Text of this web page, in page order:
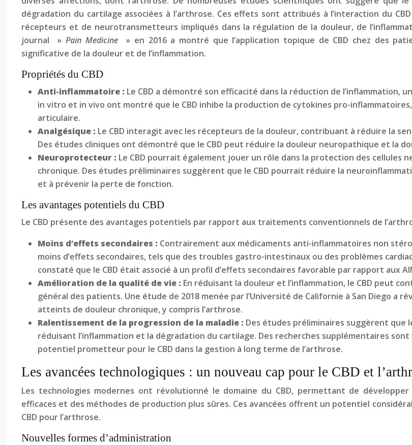
dégradation du cartilage associées à l’arthrose. Ces effets sont attribués à l’interaction du
récepteurs et de neurotransmetteurs impliqués dans la régulation de la douleur, de
journal »Pain Medicine
» en 2016 a montré que l’application topique de CBD chez des
significative de la douleur et de l’inflammation.
Propriétés du CBD
Anti-inflammatoire : Le CBD a démontré son efficacité dans la réduction de l’inflammation,
in vitro et in vivo ont montré que le CBD inhibe la production de cytokines pro-
articulaire.
Analgésique : Le CBD interagit avec les récepteurs de la douleur, contribuant à réduire la
Des études cliniques ont démontré que le CBD peut réduire la douleur neuropathique et la
Neuroprotecteur : Le CBD pourrait également jouer un rôle dans la protection des cellules
chronique. Des études préliminaires suggèrent que le CBD pourrait réduire la
et à prévenir la perte de fonction.
Les avantages potentiels du CBD
Le CBD présente des avantages potentiels par rapport aux traitements conventionnels de
Moins d’effets secondaires : Contrairement aux médicaments anti-inflammatoires non
moins d’effets secondaires, tels que des troubles gastro-intestinaux ou des problèmes
constaté que le CBD était associé à un profil d’effets secondaires favorable par rapport aux
Amélioration de la qualité de vie : En réduisant la douleur et l’inflammation, le CBD peut
général des patients. Une étude de 2018 menée par l’Université de Californie à San Diego a
atteints de douleur chronique, y compris l’arthrose.
Ralentissement de la progression de la maladie : Des études préliminaires suggèrent que
réduisant l’inflammation et la dégradation du cartilage. Des recherches supplémentaires
potentiel prometteur pour le CBD dans la gestion à long terme de l’arthrose.
Les avancées technologiques : un nouveau cap pour le CBD et
Les technologies modernes ont révolutionné le domaine du CBD, permettant de
efficaces et des méthodes de production plus sûres. Ces avancées offrent un potentiel
CBD pour l’arthrose.
Nouvelles formes d’administration